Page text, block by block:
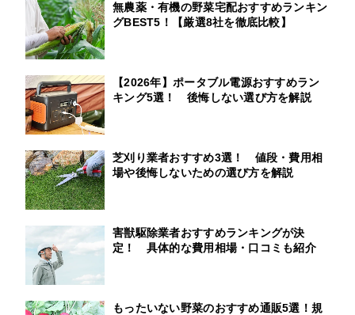
無農薬・有機の野菜宅配おすすめランキン
グBEST5！【厳選8社を徹底比較】
【2026年】ポータブル電源おすすめラン
キング5選！ 後悔しない選び方を解説
芝刈り業者おすすめ3選！ 値段・費用相
場や後悔しないための選び方を解説
害獣駆除業者おすすめランキングが決
定！ 具体的な費用相場・口コミも紹介
もったいない野菜のおすすめ通販5選！規